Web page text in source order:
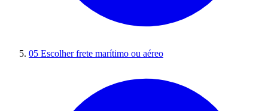
05 Escolher frete marítimo ou aéreo